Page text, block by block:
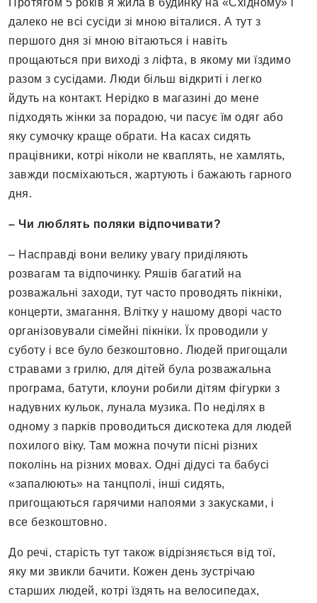
Протягом 5 років я жила в будинку на «Східному» і
далеко не всі сусіди зі мною віталися. А тут з
першого дня зі мною вітаються і навіть
прощаються при виході з ліфта, в якому ми їздимо
разом з сусідами. Люди більш відкриті і легко
йдуть на контакт. Нерідко в магазині до мене
підходять жінки за порадою, чи пасує їм одяг або
яку сумочку краще обрати. На касах сидять
працівники, котрі ніколи не кваплять, не хамлять,
завжди посміхаються, жартують і бажають гарного
дня.
– Чи люблять поляки відпочивати?
– Насправді вони велику увагу приділяють
розвагам та відпочинку. Ряшів багатий на
розважальні заходи, тут часто проводять пікніки,
концерти, змагання. Влітку у нашому дворі часто
організовували сімейні пікніки. Їх проводили у
суботу і все було безкоштовно. Людей пригощали
стравами з грилю, для дітей була розважальна
програма, батути, клоуни робили дітям фігурки з
надувних кульок, лунала музика. По неділях в
одному з парків проводиться дискотека для людей
похилого віку. Там можна почути пісні різних
поколінь на різних мовах. Одні дідусі та бабусі
«запалюють» на танцполі, інші сидять,
пригощаються гарячими напоями з закусками, і
все безкоштовно.
До речі, старість тут також відрізняється від тої,
яку ми звикли бачити. Кожен день зустрічаю
старших людей, котрі їздять на велосипедах,